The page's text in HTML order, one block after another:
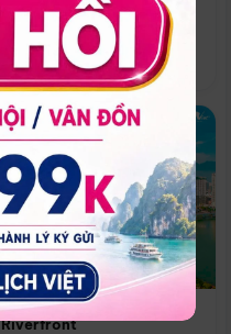
Quoc
Phú Quốc
★ 5.0
Melia Vinpearl Danang
Riverfront